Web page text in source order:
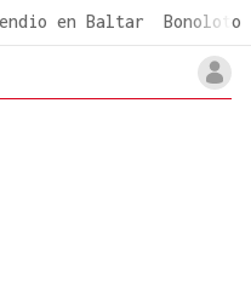
en Baltar Bonoloto